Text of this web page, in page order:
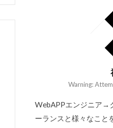
Warning:
WebAPPエンジニア→
ーランスと様々なこと